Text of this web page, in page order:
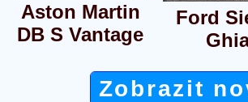
Aston Martin
DB S Vantage
Ford
Zobrazit